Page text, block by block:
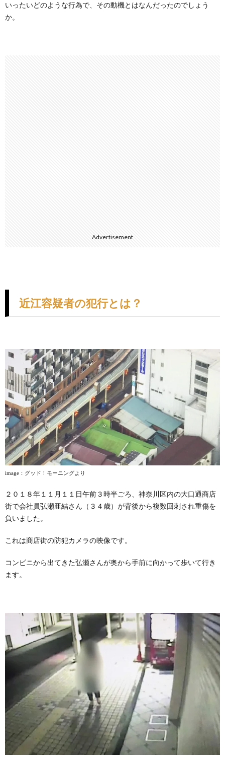
いったいどのような行為で、その動機とはなんだったのでしょう
か。
Advertisement
近江容疑者の犯行とは？
image ：グッド！モーニングより
２０１８年１１月１１日午前３時半ごろ、神奈川区内の大口通商店
街で会社員弘瀬亜結さん（３４歳）が背後から複数回刺され重傷を
負いました。
これは商店街の防犯カメラの映像です。
コンビニから出てきた弘瀬さんが奥から手前に向かって歩いて行き
ます。